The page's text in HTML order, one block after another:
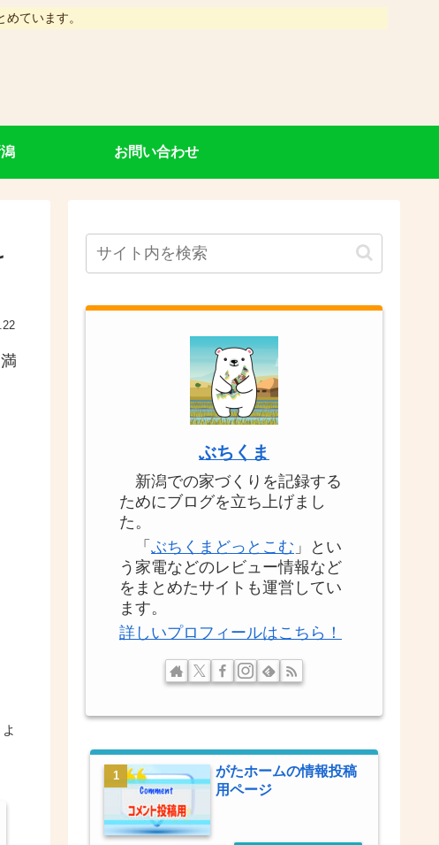
ています。
お問い合わせ
ぶちくま
新潟での家づくりを記録する
ためにブログを立ち上げまし
た。
「 ぶちくまどっとこむ 」とい
う家電などのレビュー情報など
をまとめたサイトも運営してい
ます。
詳しいプロフィールはこちら！
がたホームの情報投稿
用ページ